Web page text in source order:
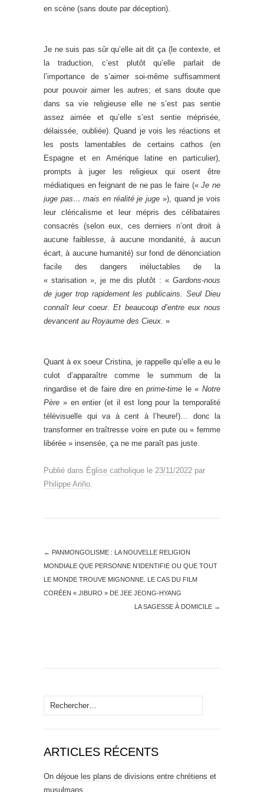
en scène (sans doute par déception).
Je ne suis pas sûr qu’elle ait dit ça (le contexte, et
la traduction, c’est plutôt qu’elle parlait de
l’importance de s’aimer soi-même suffisamment
pour pouvoir aimer les autres; et sans doute que
dans sa vie religieuse elle ne s’est pas sentie
assez aimée et qu’elle s’est sentie méprisée,
délaissée, oubliée). Quand je vois les réactions et
les posts lamentables de certains cathos (en
Espagne et en Amérique latine en particulier),
prompts à juger les religieux qui osent être
médiatiques en feignant de ne pas le faire («Je ne
juge pas… mais en réalité je juge »), quand je vois
leur cléricalisme et leur mépris des célibataires
consacrés (selon eux, ces derniers n’ont droit à
aucune faiblesse, à aucune mondanité, à aucun
écart, à aucune humanité) sur fond de dénonciation
facile des dangers inéluctables de la
« starisation », je me dis plutôt : « Gardons-nous
de juger trop rapidement les publicains. Seul Dieu
connaît leur coeur. Et beaucoup d’entre eux nous
devancent au Royaume des Cieux. »
Quant à ex soeur Cristina, je rappelle qu’elle a eu le
culot d’apparaître comme le summum de la
ringardise et de faire dire enprime-time le «Notre
Père » en entier (et il est long pour la temporalité
télévisuelle qui va à cent à l’heure!)… donc la
transformer en traîtresse voire en pute ou « femme
libérée » insensée, ça ne me paraît pas juste.
Publié dans Église catholique le 23/11/2022 par
Philippe Ariño
← PANMONGOLISME : LA NOUVELLE RELIGION
MONDIALE QUE PERSONNE N’IDENTIFIE OU QUE TOUT
LE MONDE TROUVE MIGNONNE. LE CAS DU FILM
CORÉEN « JIBURO » DE JEE JEONG-HYANG
LA SAGESSE À DOMICILE →
Rechercher :
ARTICLES RÉCENTS
On déjoue les plans de divisions entre chrétiens et
musulmans